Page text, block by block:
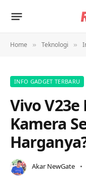
Home » Teknologi »
INFO GADGET TERBARU
Vivo
Kamera
Akar NewGate